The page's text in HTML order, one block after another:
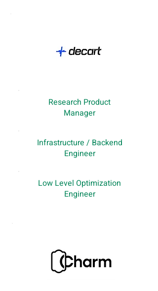
Research Product
Manager
Infrastructure / Backend
Engineer
Low Level Optimization
Engineer